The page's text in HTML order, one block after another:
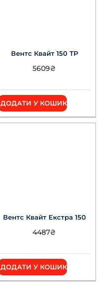
Вентс Квайт 150 ТР
5609₴
ДОДАТИ У КОШИК
Вентс Квайт Екстра 150
4487₴
ДОДАТИ У КОШИК